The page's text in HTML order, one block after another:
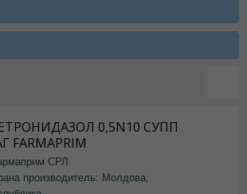
0,5N10 СУПП
FARMAPRIM
СРЛ
производитель: Молдова,